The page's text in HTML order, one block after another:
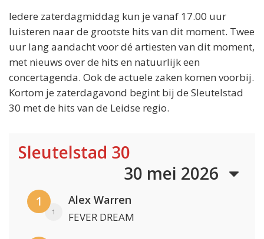
Iedere zaterdagmiddag kun je vanaf 17.00 uur
luisteren naar de grootste hits van dit moment. Twee
uur lang aandacht voor dé artiesten van dit moment,
met nieuws over de hits en natuurlijk een
concertagenda. Ook de actuele zaken komen voorbij.
Kortom je zaterdagavond begint bij de Sleutelstad
30 met de hits van de Leidse regio.
Sleutelstad 30
30 mei 2026
1
1
Alex Warren
FEVER DREAM